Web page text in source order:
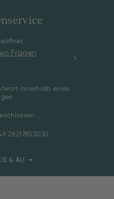
Fragen
innerhalb eines
28217853030
& AU